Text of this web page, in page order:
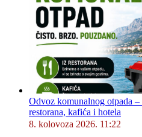
Odvoz komunalnog otpada
restorana, kafića i hotela
8. kolovoza 2026. 11:22